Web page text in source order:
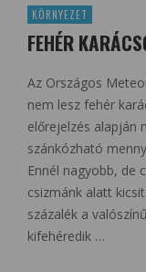
KÖRNYEZET
FEHÉR
Az Országos
nem lesz fehér
előrejelzés alapján
szánkózható
Ennél nagyobb, de
csizmánk alatt
százalék a
kifehéredik …